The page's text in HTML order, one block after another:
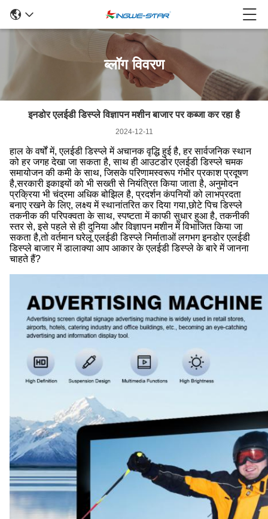
ब्लॉग विवरण
इनडोर एलईडी डिस्प्ले विज्ञापन मशीन बाजार पर कब्जा कर रहा है
2024-12-11
हाल के वर्षों में, एलईडी डिस्प्ले में अचानक वृद्धि हुई है, हर सार्वजनिक स्थान
को हर जगह देखा जा सकता है, साथ ही आउटडोर एलईडी डिस्प्ले चमक
समायोजन की कमी के साथ, जिसके परिणामस्वरूप गंभीर प्रकाश प्रदूषण
है,सरकारी इकाइयों को भी सख्ती से नियंत्रित किया जाता है, अनुमोदन
प्रक्रिया भी चंद्रमा अधिक बोझिल है, प्रदर्शन कंपनियों को लाभप्रदता
बनाए रखने के लिए, लक्ष्य में स्थानांतरित कर दिया गया,छोटे पिच डिस्प्ले
तकनीक की परिपक्वता के साथ, स्पष्टता में काफी सुधार हुआ है, तकनीकी
स्तर से, इसे पहले से ही दुनिया और विज्ञापन मशीन में विभाजित किया जा
सकता है,तो वर्तमान घरेलू एलईडी डिस्प्ले निर्माताओं लगभग इनडोर एलईडी
डिस्प्ले बाजार में डालाक्या आप आकार के एलईडी डिस्प्ले के बारे में जानना
चाहते हैं?